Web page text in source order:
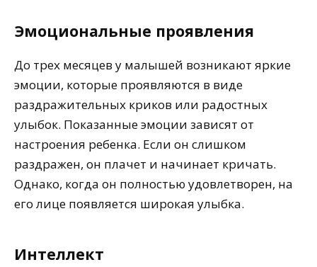
Эмоциональные проявления
До трех месяцев у малышей возникают яркие
эмоции, которые проявляются в виде
раздражительных криков или радостных
улыбок. Показанные эмоции зависят от
настроения ребенка. Если он слишком
раздражен, он плачет и начинает кричать.
Однако, когда он полностью удовлетворен, на
его лице появляется широкая улыбка.
Интеллект